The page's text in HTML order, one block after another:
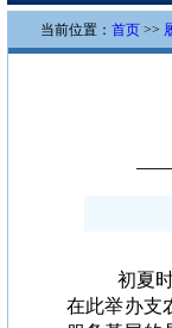
当前位置： 首页 >>
——
初夏
在此举办支